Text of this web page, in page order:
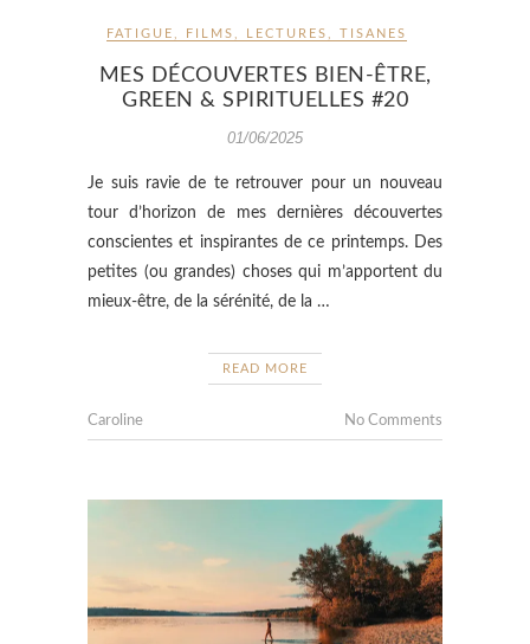
FATIGUE FILMS LECTURES TISANES
MES DÉCOUVERTES BIEN-ÊTRE,
GREEN & SPIRITUELLES #20
01/06/2025
Je suis ravie de te retrouver pour un nouveau
tour d’horizon de mes dernières découvertes
conscientes et inspirantes de ce printemps. Des
petites (ou grandes) choses qui m’apportent du
mieux-être, de la sérénité, de la …
READ MORE
Caroline No Comments